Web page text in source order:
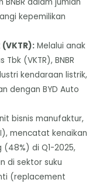
kepemilikan
Melalui anak
(VKTR), BNBR
kendaraan listrik,
dengan BYD Auto
bisnis manufaktur,
mencatat kenaikan
di Q1-2025,
di sektor suku
(replacement